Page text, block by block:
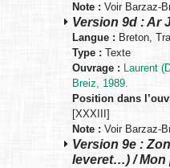
Note : Voir Barzaz-
Version 9d : Ar
Langue : Breton,
Type : Texte
Ouvrage : Laurent
Breiz, 1989.
Position dans
[XXXIII]
Note : Voir Barzaz-
Version 9e :
leveret…) / Mon